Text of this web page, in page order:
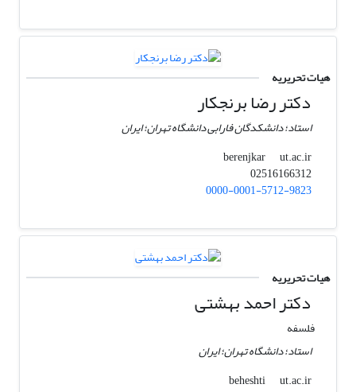
هیات تحریریه
دکتر رضا برنجکار
استاد؛ دانشکدگان فارابی دانشگاه تهران؛ ایران
berenjkar
ut.ac.ir
02516166312
0000-0001-5712-9823
هیات تحریریه
دکتر احمد بهشتی
فلسفه
استاد؛ دانشگاه تهران؛ ایران
beheshti
ut.ac.ir